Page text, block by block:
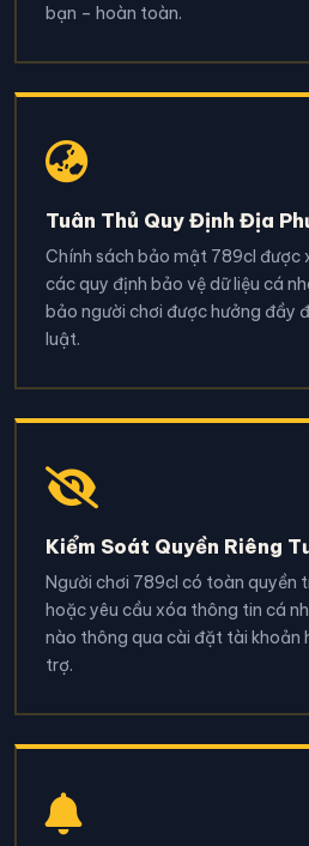
bạn – hoàn toàn.
Tuân Thủ Quy Định Địa
Chính sách bảo mật 789cl được
các quy định bảo vệ dữ liệu cá
bảo người chơi được hưởng đầy
luật.
Kiểm Soát Quyền Riêng
Người chơi 789cl có toàn quyền
hoặc yêu cầu xóa thông tin cá
nào thông qua cài đặt tài khoản
trợ.